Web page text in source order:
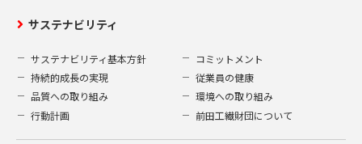
サステナビリティ
サステナビリティ基本方針
コミットメント
持続的成長の実現
従業員の健康
品質への取り組み
環境への取り組み
行動計画
前田工繊財団について